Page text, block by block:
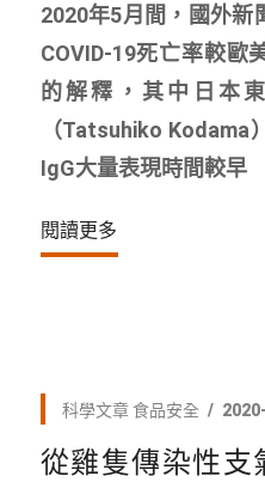
2020年5月間，國外新
COVID-19死亡率較歐
的解釋，其中日本
（Tatsuhiko Kodama
IgG大量表現時間較早
閱讀更多
科學文章 食品安全
從雞隻傳染性支